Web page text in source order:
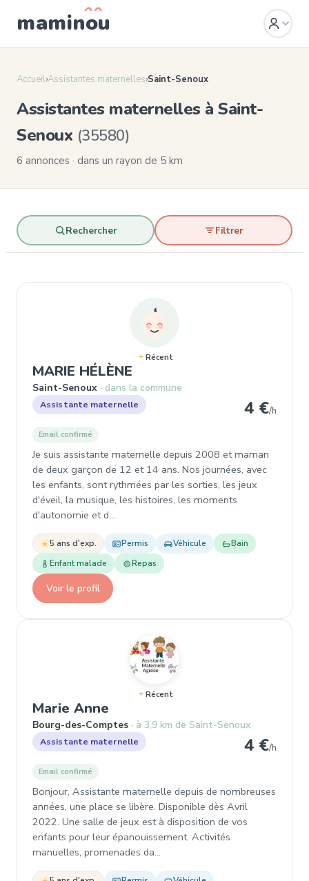
maminou
Accueil›Assistantes maternelles›Saint-Senoux
Assistantes maternelles à Saint-
Senoux (35580)
6 annonces · dans un rayon de 5 km
Rechercher Filtrer
Récent
MARIE HÉLÈNE
Saint-Senoux dans la commune
Assistante maternelle 4 €/h
Email confirmé
Je suis assistante maternelle depuis 2008 et maman
de deux garçon de 12 et 14 ans. Nos journées, avec
les enfants, sont rythmées par les sorties, les jeux
d'éveil, la musique, les histoires, les moments
d'autonomie et d…
5 ans d'exp. Permis Véhicule
Bain
Enfant malade
Repas
Voir le profil
Récent
Marie Anne
Bourg-des-Comptes à 3,9 km de Saint-Senoux
Assistante maternelle 4 €/h
Email confirmé
Bonjour, Assistante maternelle depuis de nombreuses
années, une place se libère. Disponible dès Avril
2022. Une salle de jeux est à disposition de vos
enfants pour leur épanouissement. Activités
manuelles, promenades da…